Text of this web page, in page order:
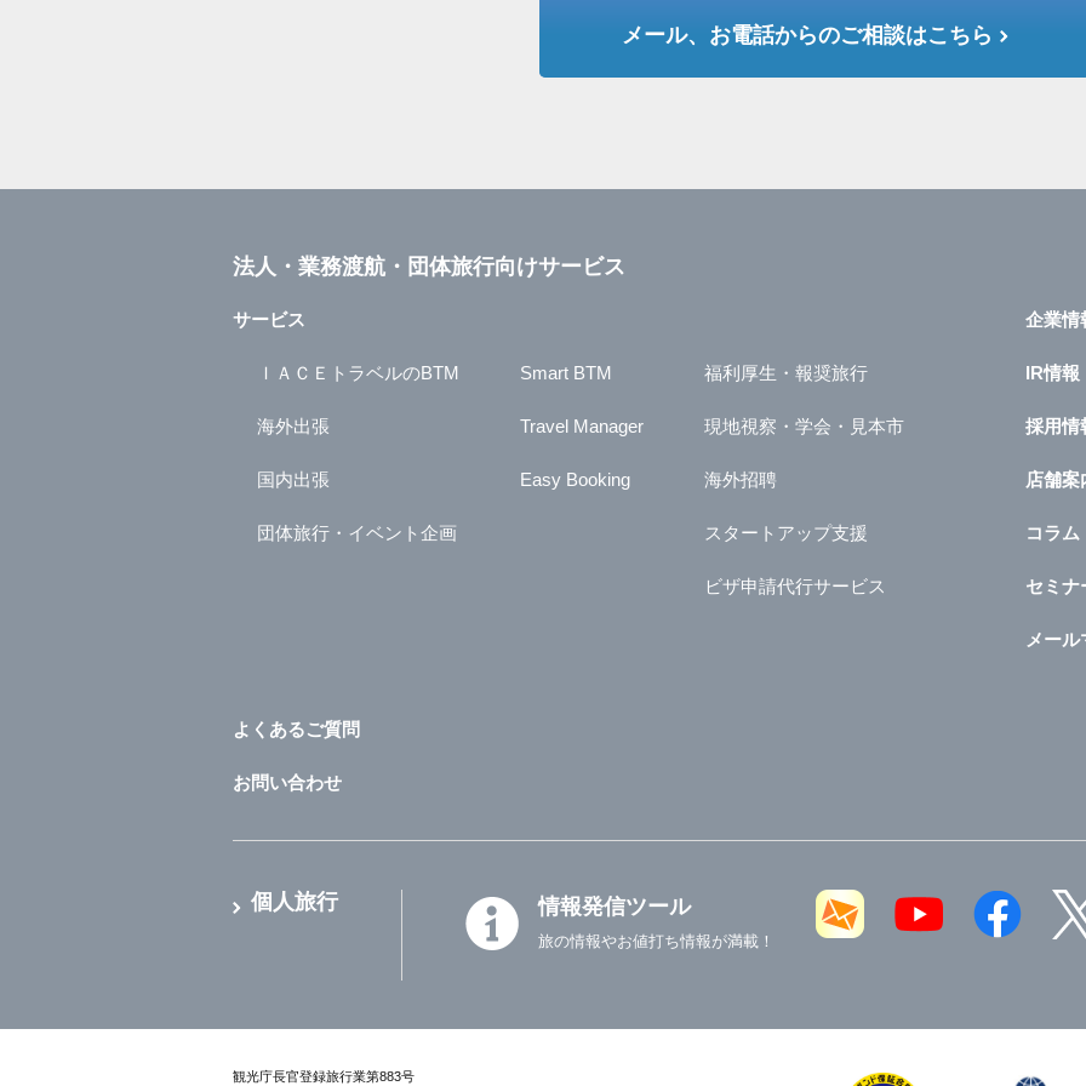
メール、お電話からのご相談はこちら
法人・業務渡航・団体旅行向けサービス
サービス
ＩＡＣＥトラベルのBTM
海外出張
国内出張
団体旅行・イベント企画
Smart BTM
Travel Manager
Easy Booking
福利厚生・報奨旅行
現地視察・学会・見本市
海外招聘
スタートアップ支援
ビザ申請代行サービス
企業情
IR情報
採用情
店舗案
コラム
セミナ
メー
よくあるご質問
お問い合わせ
個人旅行 情報発信ツール
旅の情報やお値打ち情報が満載！
観光庁長官登録旅行業第883号